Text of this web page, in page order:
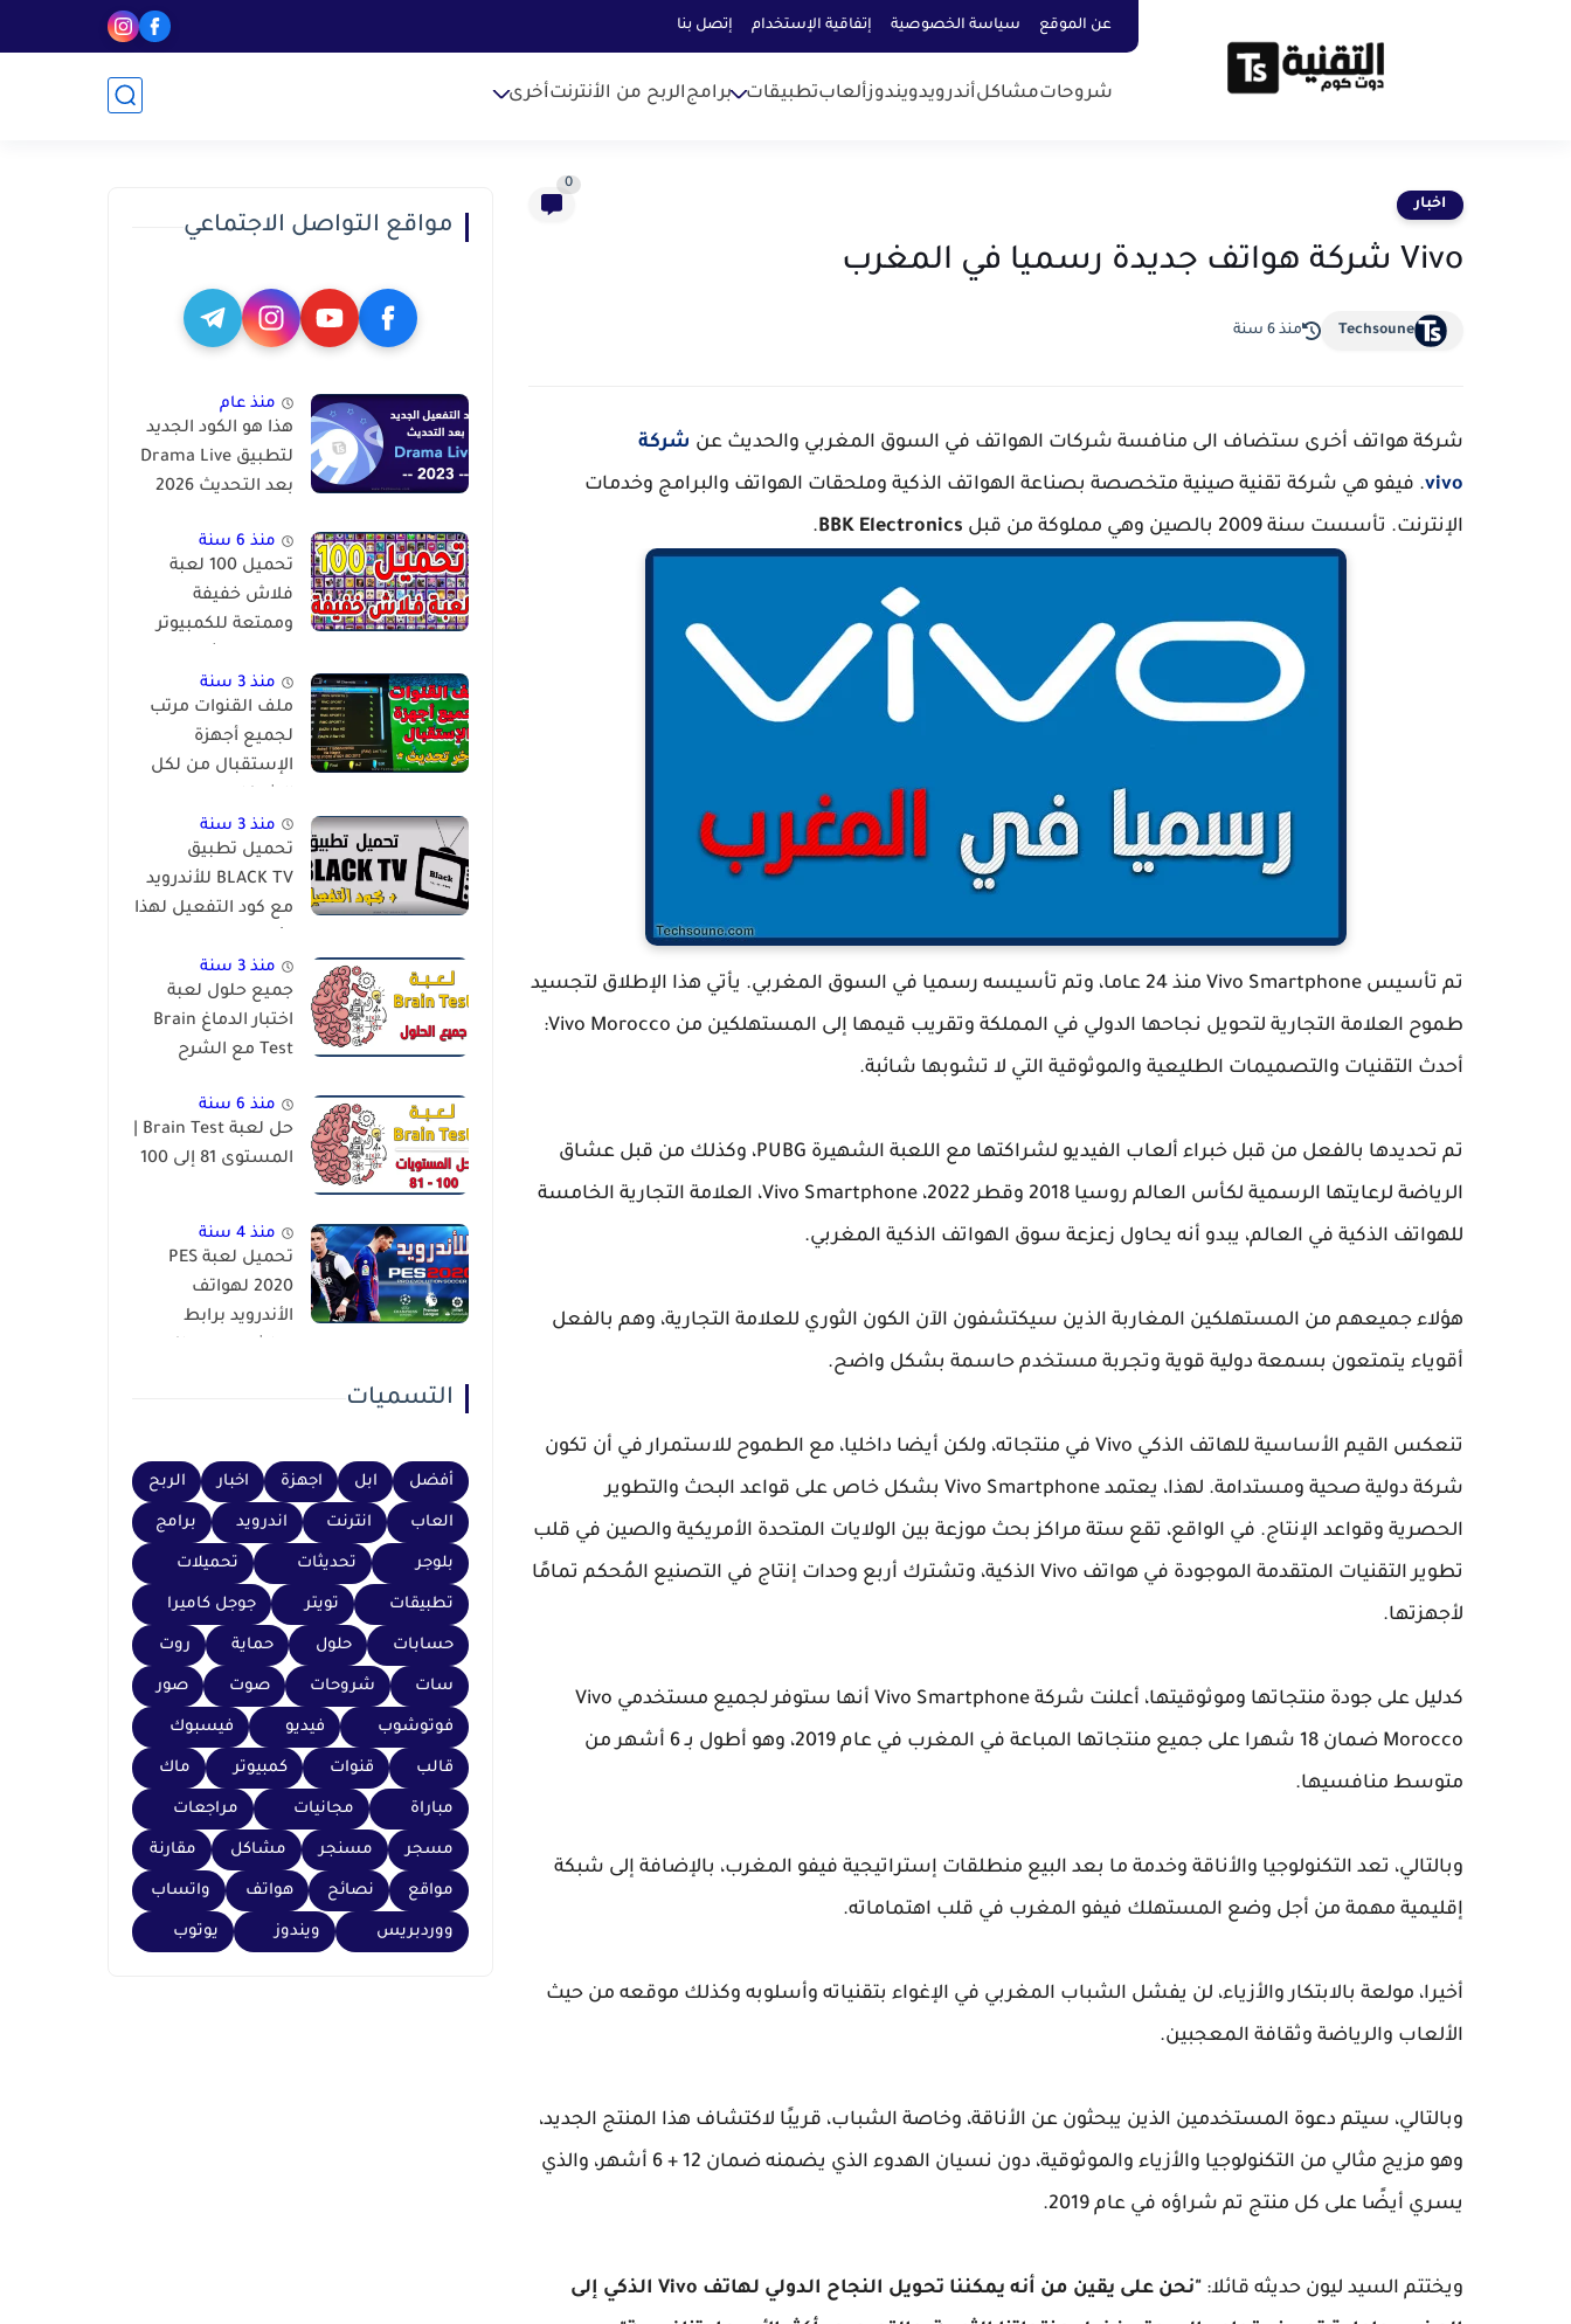
عن الموقع سياسة الخصوصية إتفاقية الإستخدام إتصل بنا
شروحاتمشاكلأندرويدويندوزألعابتطبيقات برامجالربح من الأنترنتأخرى
اخبار
0
Vivo شركة هواتف جديدة رسميا في المغرب
Techsoune منذ 6 سنة
شركة هواتف أخرى ستضاف الى منافسة شركات الهواتف في السوق المغربي والحديث عن شركة
vivo. فيفو هي شركة تقنية صينية متخصصة بصناعة الهواتف الذكية وملحقات الهواتف والبرامج وخدمات
الإنترنت. تأسست سنة 2009 بالصين وهي مملوكة من قبل
BBK Electronics
.
تم تأسيس Vivo Smartphone منذ 24 عاما، وتم تأسيسه رسميا في السوق المغربي. يأتي هذا الإطلاق لتجسيد
طموح العلامة التجارية لتحويل نجاحها الدولي في المملكة وتقريب قيمها إلى المستهلكين من Vivo Morocco:
أحدث التقنيات والتصميمات الطليعية والموثوقية التي لا تشوبها شائبة.
تم تحديدها بالفعل من قبل خبراء ألعاب الفيديو لشراكتها مع اللعبة الشهيرة PUBG، وكذلك من قبل عشاق
الرياضة لرعايتها الرسمية لكأس العالم روسيا 2018 وقطر 2022، Vivo Smartphone، العلامة التجارية الخامسة
للهواتف الذكية في العالم، يبدو أنه يحاول زعزعة سوق الهواتف الذكية المغربي.
هؤلاء جميعهم من المستهلكين المغاربة الذين سيكتشفون الآن الكون الثوري للعلامة التجارية، وهم بالفعل
أقوياء يتمتعون بسمعة دولية قوية وتجربة مستخدم حاسمة بشكل واضح.
تنعكس القيم الأساسية للهاتف الذكي Vivo في منتجاته، ولكن أيضا داخليا، مع الطموح للاستمرار في أن تكون
شركة دولية صحية ومستدامة. لهذا، يعتمد Vivo Smartphone بشكل خاص على قواعد البحث والتطوير
الحصرية وقواعد الإنتاج. في الواقع، تقع ستة مراكز بحث موزعة بين الولايات المتحدة الأمريكية والصين في قلب
تطوير التقنيات المتقدمة الموجودة في هواتف Vivo الذكية، وتشترك أربع وحدات إنتاج في التصنيع المُحكم تمامًا
لأجهزتها.
كدليل على جودة منتجاتها وموثوقيتها، أعلنت شركة Vivo Smartphone أنها ستوفر لجميع مستخدمي Vivo
Morocco ضمان 18 شهرا على جميع منتجاتها المباعة في المغرب في عام 2019، وهو أطول بـ 6 أشهر من
متوسط ​​منافسيها.
وبالتالي، تعد التكنولوجيا والأناقة وخدمة ما بعد البيع منطلقات إستراتيجية فيفو المغرب، بالإضافة إلى شبكة
إقليمية مهمة من أجل وضع المستهلك فيفو المغرب في قلب اهتماماته.
أخيرا، مولعة بالابتكار والأزياء، لن يفشل الشباب المغربي في الإغواء بتقنياته وأسلوبه وكذلك موقعه من حيث
الألعاب والرياضة وثقافة المعجبين.
وبالتالي، سيتم دعوة المستخدمين الذين يبحثون عن الأناقة، وخاصة الشباب، قريبًا لاكتشاف هذا المنتج الجديد،
وهو مزيج مثالي من التكنولوجيا والأزياء والموثوقية، دون نسيان الهدوء الذي يضمنه ضمان 12 + 6 أشهر، والذي
يسري أيضًا على كل منتج تم شراؤه في عام 2019.
ويختتم السيد ليون حديثه قائلا:
"نحن على يقين من أنه يمكننا تحويل النجاح الدولي لهاتف Vivo الذكي إلى
مواقع التواصل الاجتماعي
منذ عام
هذا هو الكود الجديد
لتطبيق Drama Live
بعد التحديث 2026
منذ 6 سنة
تحميل 100 لعبة
فلاش خفيفة
وممتعة للكمبيوتر
منذ 3 سنة
ملف القنوات مرتب
لجميع أجهزة
الإستقبال من لكل
والمعالجات
منذ 3 سنة
تحميل تطبيق
BLACK TV للأندرويد
مع كود التفعيل لهذا
منذ 3 سنة
جميع حلول لعبة
اختبار الدماغ Brain
Test مع الشرح
منذ 6 سنة
المستوى 81 إلى 100
منذ 4 سنة
تحميل لعبة PES
2020 لهواتف
الأندرويد برابط
التسميات
أفضل ابل اجهزة اخبار الربح
العاب انترنت اندرويد برامج
بلوجر تحديثات تحميلات
تطبيقات تويتر جوجل كاميرا
حسابات حلول حماية روت
سات شروحات صوت صور
فوتوشوب فيديو فيسبوك
قالب قنوات كمبيوتر ماك
مباراة مجانيات مراجعات
مسجر مسنجر مشاكل مقارنة
مواقع نصائح هواتف واتساب
ووردبريس ويندوز يوتوب